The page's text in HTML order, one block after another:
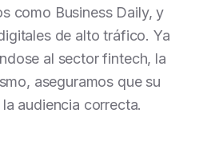
como Business Daily, y
de alto tráfico. Ya
al sector fintech, la
aseguramos que su
audiencia correcta.